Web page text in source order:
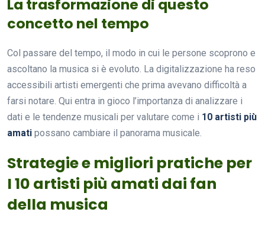
La trasformazione di questo
concetto nel tempo
Col passare del tempo, il modo in cui le persone scoprono e
ascoltano la musica si è evoluto. La digitalizzazione ha reso
accessibili artisti emergenti che prima avevano difficoltà a
farsi notare. Qui entra in gioco l’importanza di analizzare i
dati e le tendenze musicali per valutare come i 10 artisti più
amati possano cambiare il panorama musicale.
Strategie e migliori pratiche per
I 10 artisti più amati dai fan
della musica